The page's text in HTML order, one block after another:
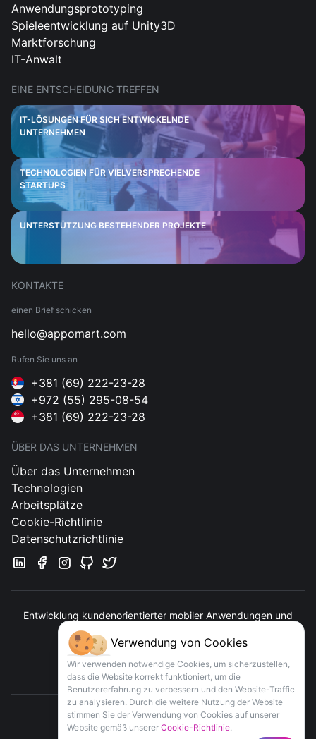
Anwendungsprototyping
Spieleentwicklung auf Unity3D
Marktforschung
IT-Anwalt
EINE ENTSCHEIDUNG TREFFEN
IT-LÖSUNGEN FÜR SICH ENTWICKELNDE
UNTERNEHMEN
TECHNOLOGIEN FÜR VIELVERSPRECHENDE
STARTUPS
UNTERSTÜTZUNG BESTEHENDER PROJEKTE
KONTAKTE
einen Brief schicken
hello@appomart.com
Rufen Sie uns an
+381 (69) 222-23-28
+972 (55) 295-08-54
+381 (69) 222-23-28
ÜBER DAS UNTERNEHMEN
Über das Unternehmen
Technologien
Arbeitsplätze
Cookie-Richtlinie
Datenschutzrichtlinie
Entwicklung kundenorientierter mobiler Anwendungen und
Kontakt
Verwendung von Cookies
Wir verwenden notwendige Cookies, um sicherzustellen,
dass die Website korrekt funktioniert, um die
Benutzererfahrung zu verbessern und den Website-Traffic
zu analysieren. Durch die weitere Nutzung der Website
stimmen Sie der Verwendung von Cookies auf unserer
Website gemäß unserer Cookie-Richtlinie.